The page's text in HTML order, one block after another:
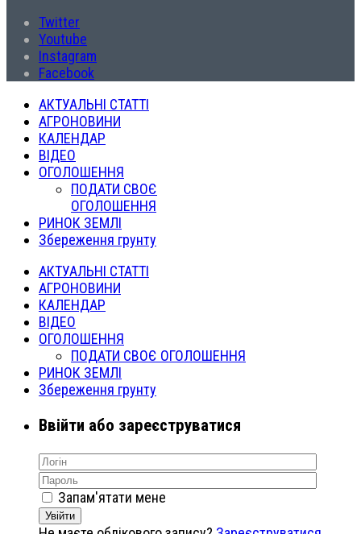
Twitter
Youtube
Instagram
Facebook
АКТУАЛЬНІ СТАТТІ
АГРОНОВИНИ
КАЛЕНДАР
ВІДЕО
ОГОЛОШЕННЯ
ПОДАТИ СВОЄ
ОГОЛОШЕННЯ
РИНОК ЗЕМЛІ
Збереження грунту
АКТУАЛЬНІ СТАТТІ
АГРОНОВИНИ
КАЛЕНДАР
ВІДЕО
ОГОЛОШЕННЯ
ПОДАТИ СВОЄ ОГОЛОШЕННЯ
РИНОК ЗЕМЛІ
Збереження грунту
Ввійти або зареєструватися
Запам'ятати мене
Увійти